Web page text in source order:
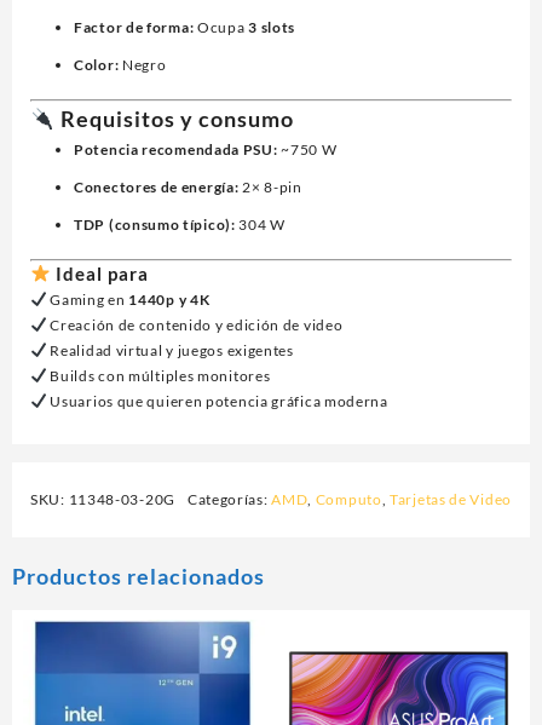
Factor de forma: Ocupa3 slots
Color: Negro
Requisitos y consumo
Potencia recomendada PSU: ~750 W
Conectores de energía: 2× 8-pin
TDP (consumo típico): 304 W
Ideal para
Gaming en 1440p y 4K
Creación de contenido y edición de video
Realidad virtual y juegos exigentes
Builds con múltiples monitores
Usuarios que quieren potencia gráfica moderna
SKU: 11348-03-20G Categorías:AMD Computo ,Tarjetas de Video
Productos relacionados